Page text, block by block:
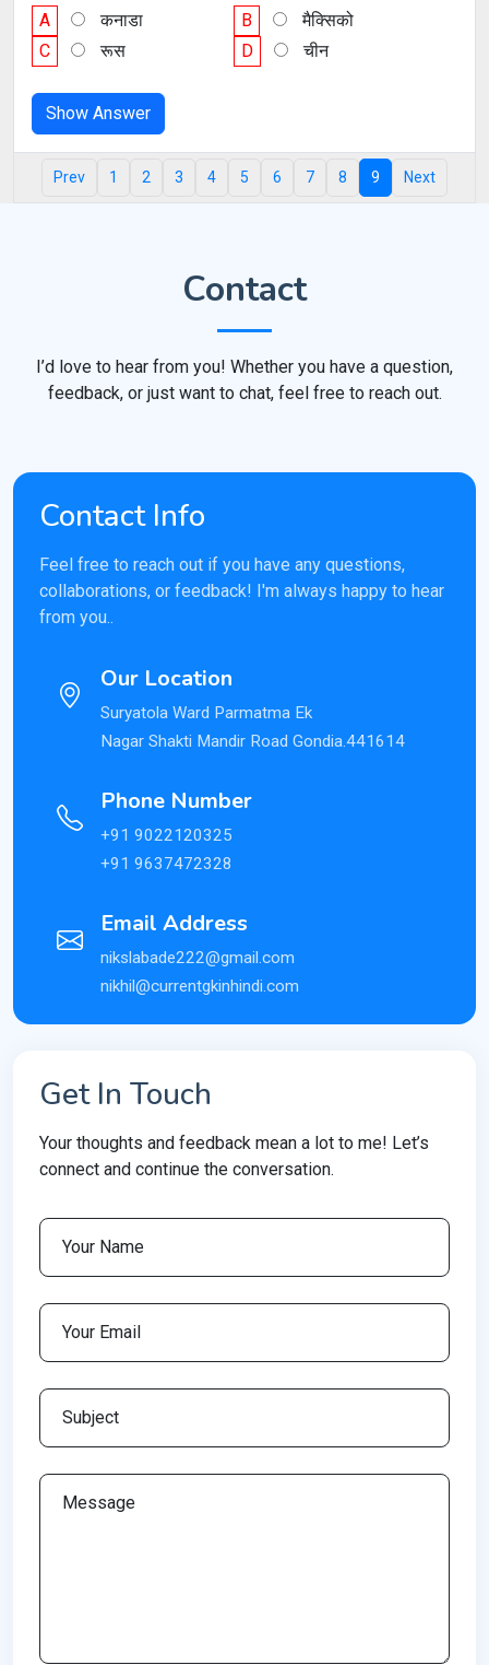
A कनाडा B
मैक्सिको
C
रूस D चीन
Show Answer
Prev 1 2 3 4 5 6 7 8 9 Next
Contact
I’d love to hear from you! Whether you have a question,
feedback, or just want to chat, feel free to reach out.
Contact Info
Feel free to reach out if you have any questions,
collaborations, or feedback! I'm always happy to hear
from you..
Our Location
Suryatola Ward Parmatma Ek
Nagar Shakti Mandir Road Gondia.441614
Phone Number
+91 9022120325
+91 9637472328
Email Address
nikslabade222@gmail.com
nikhil@currentgkinhindi.com
Get In Touch
Your thoughts and feedback mean a lot to me! Let’s
connect and continue the conversation.